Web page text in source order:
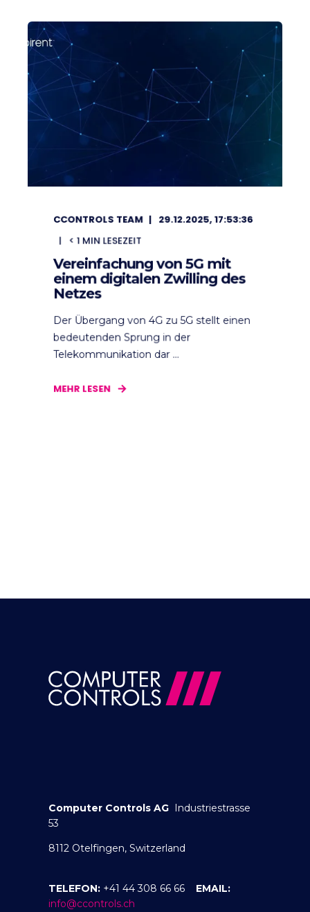
CCONTROLS TEAM
29.12.2025, 17:53:36
< 1 MIN LESEZEIT
Vereinfachung von 5G mit
einem digitalen Zwilling des
Netzes
Der Übergang von 4G zu 5G stellt einen
bedeutenden Sprung in der
Telekommunikation dar ...
MEHR LESEN
Computer Controls AG Industriestrasse
53
8112 Otelfingen, Switzerland
TELEFON: +41 44 308 66 66 EMAIL:
info@ccontrols.ch